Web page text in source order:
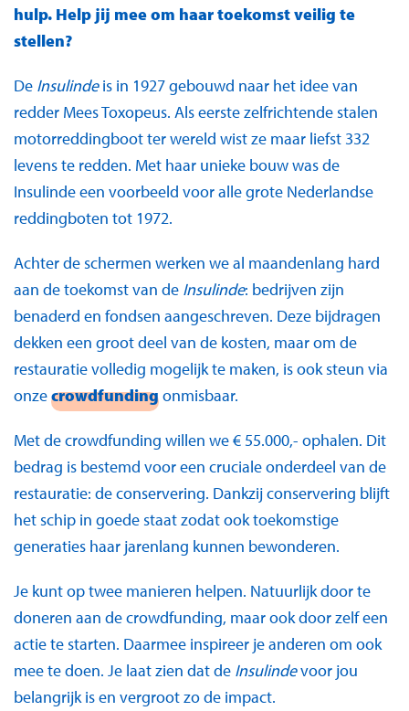
hulp. Help jij mee om haar toekomst veilig te
stellen?
De Insulindeis in 1927 gebouwd naar het idee van
redder Mees Toxopeus. Als eerste zelfrichtende stalen
motorreddingboot ter wereld wist ze maar liefst 332
levens te redden. Met haar unieke bouw was de
Insulinde een voorbeeld voor alle grote Nederlandse
reddingboten tot 1972.
Achter de schermen werken we al maandenlang hard
aan de toekomst van de Insulinde: bedrijven zijn
benaderd en fondsen aangeschreven. Deze bijdragen
dekken een groot deel van de kosten, maar om de
restauratie volledig mogelijk te maken, is ook steun via
onzecrowdfundingonmisbaar.
Met de crowdfunding willen we € 55.000,- ophalen. Dit
bedrag is bestemd voor een cruciale onderdeel van de
restauratie: de conservering. Dankzij conservering blijft
het schip in goede staat zodat ook toekomstige
generaties haar jarenlang kunnen bewonderen.
Je kunt op twee manieren helpen. Natuurlijk door te
doneren aan de crowdfunding, maar ook door zelf een
actie te starten. Daarmee inspireer je anderen om ook
mee te doen. Je laat zien dat de Insulindevoor jou
belangrijk is en vergroot zo de impact.